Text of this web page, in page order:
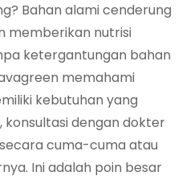
Bahan alami cenderung
memberikan nutrisi
ketergantungan bahan
memahami
kebutuhan yang
konsultasi dengan dokter
cuma-cuma atau
Ini adalah poin besar